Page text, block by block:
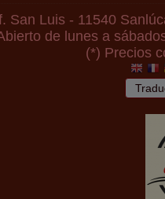
San Luis - 11540
de lunes a
(*) Precios